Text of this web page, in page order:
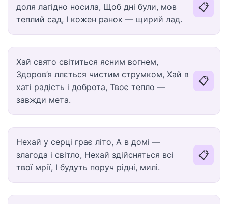
доля лагідно носила, Щоб дні були, мов
теплий сад, І кожен ранок — щирий лад.
📋
Хай свято світиться ясним вогнем,
Здоров’я ллється чистим струмком, Хай в
хаті радість і доброта, Твоє тепло —
завжди мета.
📋
Нехай у серці грає літо, А в домі —
злагода і світло, Нехай здійсняться всі
твої мрії, І будуть поруч рідні, милі.
📋